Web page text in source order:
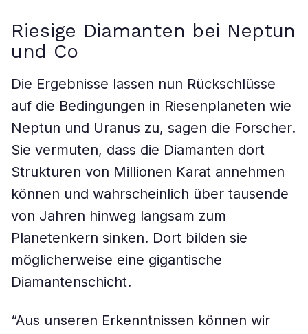
Riesige Diamanten bei Neptun
und Co
Die Ergebnisse lassen nun Rückschlüsse
auf die Bedingungen in Riesenplaneten wie
Neptun und Uranus zu, sagen die Forscher.
Sie vermuten, dass die Diamanten dort
Strukturen von Millionen Karat annehmen
können und wahrscheinlich über tausende
von Jahren hinweg langsam zum
Planetenkern sinken. Dort bilden sie
möglicherweise eine gigantische
Diamantenschicht.
“Aus unseren Erkenntnissen können wir